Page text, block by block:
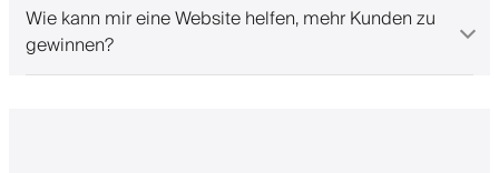
Wie kann mir eine Website helfen, mehr Kunden zu
gewinnen?